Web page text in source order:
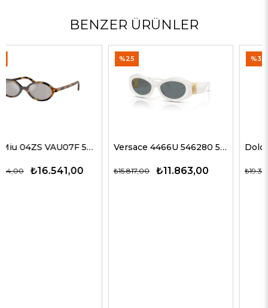
BENZER ÜRÜNLER
Versace 4466U 546280 54 G Kadın Güneş Gözlükleri
₺11.863,00
₺15.817,00
Dolce Gabbana 4469 501/87 59 G Kadın Güneş Gözlükleri
₺12.563,00
₺19.327,00